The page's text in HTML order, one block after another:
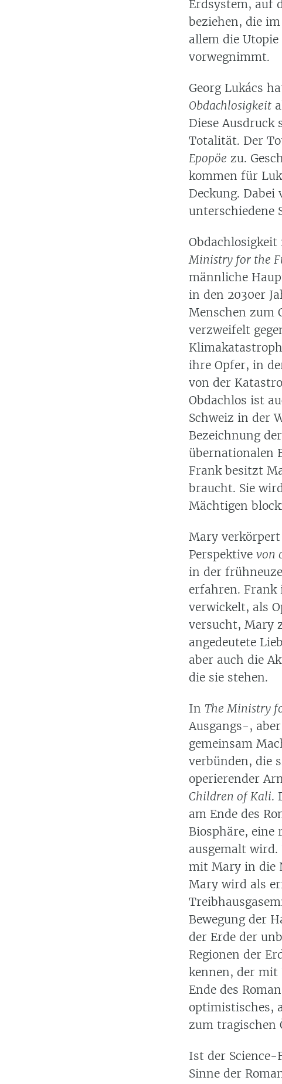
Erdsystem, auf
beziehen, die
allem die
vorwegnimmt.
Georg Lukács
Obdachlosigkeit
Diese
Totalität. Der
Epopöe zu.
kommen für
Deckung.
unterschiedene
Obdachlosigkeit
Ministry for the
männliche
in den 2030er
Menschen zum
verzweifelt
ihre Opfer, in
von der
Obdachlos ist
Schweiz in der
Bezeichnung
übernationalen
Frank besitzt
braucht. Sie
Mächtigen
Mary
Perspektive von
in der
erfahren. Frank
verwickelt, als
versucht, Mary
angedeutete
aber auch die
die sie stehen.
In The Ministry
Ausgangs-,
gemeinsam
verbünden, die
operierender
Children of Kali.
am Ende des
Biosphäre, eine
ausgemalt
mit Mary in die
Mary wird als
Bewegung der
der Erde der
Regionen der
kennen, der mit
Ende des
optimistisches,
zum tragischen
Ist der
Sinne der